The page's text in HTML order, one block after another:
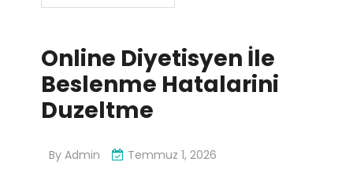
Online Diyetisyen İle
Beslenme Hatalarini
Duzeltme
By Admin Temmuz 1, 2026